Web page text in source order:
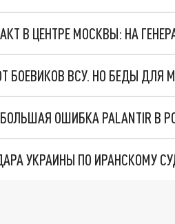
В ЦЕНТРЕ МОСКВЫ: НА
БОЕВИКОВ ВСУ. НО БЕДЫ ДЛЯ
УКРАИНЫ ПО ИРАНСКОМУ